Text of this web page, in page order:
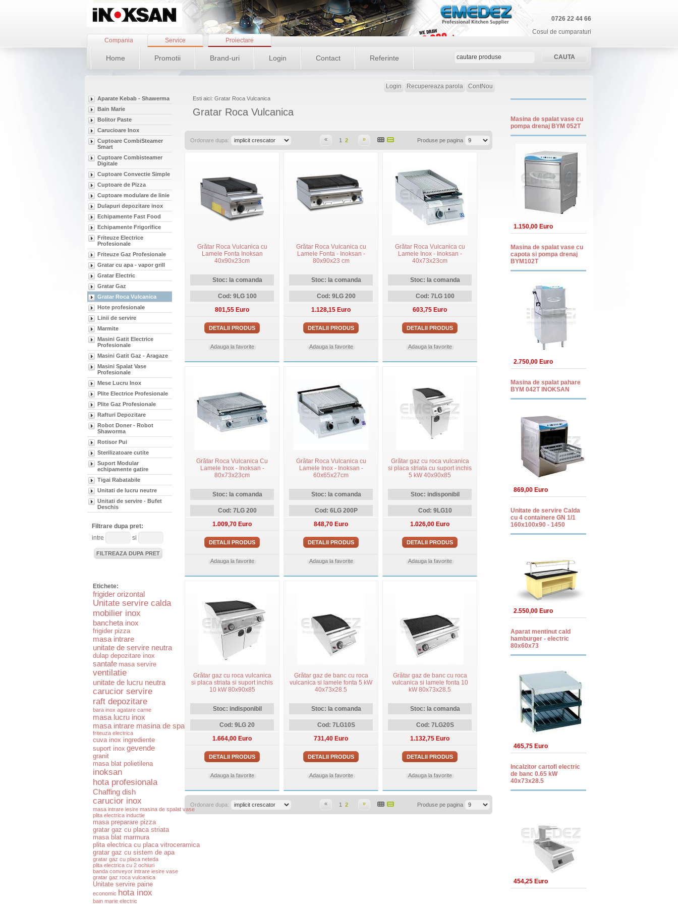
0726 22 44 66
Cosul de cumparaturi
Compania
Service Proiectare
Home Promotii Brand-uri Login Contact Referinte
Aparate Kebab - Shawerma
Bain Marie
Bolitor Paste
Carucioare Inox
Cuptoare CombiSteamer
Smart
Cuptoare Combisteamer
Digitale
Cuptoare Convectie Simple
Cuptoare de Pizza
Cuptoare modulare de linie
Dulapuri depozitare inox
Echipamente Fast Food
Echipamente Frigorifice
Friteuze Electrice
Profesionale
Friteuze Gaz Profesionale
Gratar cu apa - vapor grill
Gratar Electric
Gratar Gaz
Gratar Roca Vulcanica
Hote profesionale
Linii de servire
Marmite
Masini Gatit Electrice
Profesionale
Masini Gatit Gaz - Aragaze
Masini Spalat Vase
Profesionale
Mese Lucru Inox
Plite Electrice Profesionale
Plite Gaz Profesionale
Rafturi Depozitare
Robot Doner - Robot
Shaworma
Rotisor Pui
Sterilizatoare cutite
Suport Modular
echipamente gatire
Tigai Rabatabile
Unitati de lucru neutre
Unitati de servire - Bufet
Deschis
Filtrare dupa pret:
intre
si
Etichete:
frigider orizontal
Unitate servire calda
mobilier inox
bancheta inox
frigider pizza
masa intrare
unitate de servire neutra
dulap depozitare inox
santafe masa servire
ventilatie
unitate de lucru neutra
carucior servire
raft depozitare
bara inox agatare carne
masa lucru inox
masa intrare masina de spalat vase
friteuza electrica
cuva inox ingrediente
suport inox gevende
granit
masa blat polietilena
inoksan
hota profesionala
Chaffing dish
carucior inox
masa intrare iesire masina de spalat vase
plita electrica inductie
masa preparare pizza
gratar gaz cu placa striata
masa blat marmura
plita electrica cu placa vitroceramica
gratar gaz cu sistem de apa
gratar gaz cu placa neteda
plita electrica cu 2 ochiuri
banda conveyor intrare iesire vase
gratar gaz roca vulcanica
Unitate servire paine
economic hota inox
bain marie electric
Login Recupereaza parola ContNou
Esti aici: Gratar Roca Vulcanica
Gratar Roca Vulcanica
Ordonare dupa: « 1 2 » Produse pe pagina
Grătar Roca Vulcanica cu
Lamele Fonta Inoksan
40x90x23cm
Stoc: la comanda
Cod: 9LG 100
801,55 Euro
DETALII PRODUS
Adauga la favorite
Grătar Roca Vulcanica cu
Lamele Fonta - Inoksan -
80x90x23 cm
Stoc: la comanda
Cod: 9LG 200
1.128,15 Euro
DETALII PRODUS
Adauga la favorite
Grătar Roca Vulcanica cu
Lamele Inox - Inoksan -
40x73x23cm
Stoc: la comanda
Cod: 7LG 100
603,75 Euro
DETALII PRODUS
Adauga la favorite
Grătar Roca Vulcanica Cu
Lamele Inox - Inoksan -
80x73x23cm
Stoc: la comanda
Cod: 7LG 200
1.009,70 Euro
DETALII PRODUS
Adauga la favorite
Grătar Roca Vulcanica cu
Lamele Inox - Inoksan -
60x65x27cm
Stoc: la comanda
Cod: 6LG 200P
848,70 Euro
DETALII PRODUS
Adauga la favorite
Grătar gaz cu roca vulcanica
si placa striata cu suport inchis
5 kW 40x90x85
Stoc: indisponibil
Cod: 9LG10
1.026,00 Euro
DETALII PRODUS
Adauga la favorite
Grătar gaz cu roca vulcanica
si placa striata si suport inchis
10 kW 80x90x85
Stoc: indisponibil
Cod: 9LG 20
1.664,00 Euro
DETALII PRODUS
Adauga la favorite
Grătar gaz de banc cu roca
vulcanica si lamele fonta 5 kW
40x73x28.5
Stoc: la comanda
Cod: 7LG10S
731,40 Euro
DETALII PRODUS
Adauga la favorite
Grătar gaz de banc cu roca
vulcanica si lamele fonta 10
kW 80x73x28.5
Stoc: la comanda
Cod: 7LG20S
1.132,75 Euro
DETALII PRODUS
Adauga la favorite
Ordonare dupa: « 1 2 » Produse pe pagina
Masina de spalat vase cu
pompa drenaj BYM 052T
1.150,00 Euro
Masina de spalat vase cu
capota si pompa drenaj
BYM102T
2.750,00 Euro
Masina de spalat pahare
BYM 042T INOKSAN
869,00 Euro
Unitate de servire Calda
cu 4 containere GN 1/1
160x100x90 - 1450
2.550,00 Euro
Aparat mentinut cald
hamburger - electric
80x60x73
465,75 Euro
Incalzitor cartofi electric
de banc 0.65 kW
40x73x28.5
454,25 Euro